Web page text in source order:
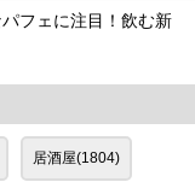
フェに注目！飲む新
居酒屋(1804)